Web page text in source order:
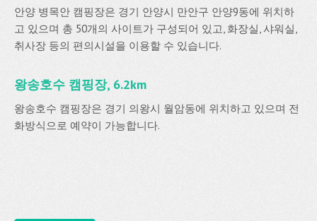
안양 병목안 캠핑장은 경기 안양시 만안구 안양9동에 위치하
고 있으며 총 50개의 사이트가 구성되어 있고, 화장실, 샤워실,
취사장 등의 편의시설을 이용할 수 있습니다.
왕송호수 캠핑장, 6.2km
왕송호수 캠핑장은 경기 의왕시 월암동에 위치하고 있으며 전
화방식으로 예약이 가능합니다.